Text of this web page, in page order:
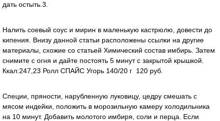
дать остыть.3.
Налить соевый соус и мирин в маленькую кастрюлю, довести до
кипения. Внизу данной статьи расположены ссылки на другие
материалы, схожие со статьей Химический состав имбирь. Затем
снимите с огня и дайте постоять 5 минут с закрытой крышкой.
Ккал:247,23 Ролл СПАЙС Угорь 140/20 г 120 руб.
Специи, пряности, нарубленную луковицу, цедру смешать с
мясом индейки, положить в морозильную камеру холодильника
на 10 минут. Добавить молотого имбиря, соли и перца. Если